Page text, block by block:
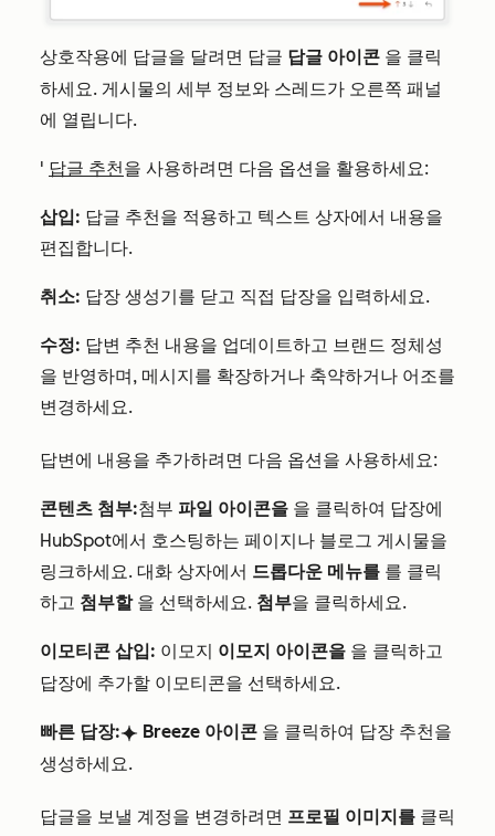
상호작용에 답글을 달려면 답글 답글 아이콘 을 클릭
하세요. 게시물의 세부 정보와 스레드가 오른쪽 패널
에 열립니다.
' 답글 추천을 사용하려면 다음 옵션을 활용하세요:
삽입: 답글 추천을 적용하고 텍스트 상자에서 내용을
편집합니다.
취소: 답장 생성기를 닫고 직접 답장을 입력하세요.
수정: 답변 추천 내용을 업데이트하고 브랜드 정체성
을 반영하며, 메시지를 확장하거나 축약하거나 어조를
변경하세요.
답변에 내용을 추가하려면 다음 옵션을 사용하세요:
콘텐츠 첨부:첨부 파일 아이콘을 을 클릭하여 답장에
HubSpot에서 호스팅하는 페이지나 블로그 게시물을
링크하세요. 대화 상자에서 드롭다운 메뉴를 를 클릭
하고 첨부할을 선택하세요. 첨부을 클릭하세요.
이모티콘 삽입: 이모지 이모지 아이콘을 을 클릭하고
답장에 추가할 이모티콘을 선택하세요.
빠른 답장:breezeSingleStar Breeze 아이콘 을 클릭하여 답장 추천을
생성하세요.
답글을 보낼 계정을 변경하려면 프로필 이미지를 클릭